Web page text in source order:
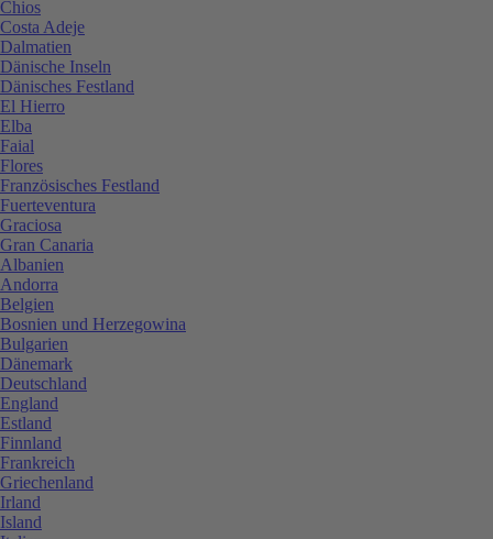
Chios
Costa Adeje
Dalmatien
Dänische Inseln
Dänisches Festland
El Hierro
Elba
Faial
Flores
Französisches Festland
Fuerteventura
Graciosa
Gran Canaria
Albanien
Andorra
Belgien
Bosnien und Herzegowina
Bulgarien
Dänemark
Deutschland
England
Estland
Finnland
Frankreich
Griechenland
Irland
Island